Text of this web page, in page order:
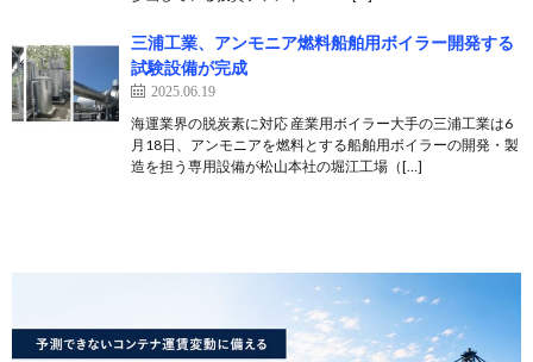
三浦工業、アンモニア燃料船舶用ボイラー開発する
試験設備が完成
2025.06.19
海運業界の脱炭素に対応 産業用ボイラー大手の三浦工業は6
月18日、アンモニアを燃料とする船舶用ボイラーの開発・製
造を担う専用設備が松山本社の堀江工場（[…]